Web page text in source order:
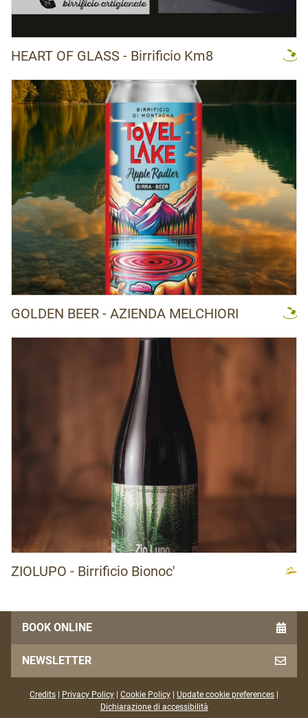
HEART OF GLASS - Birrificio Km8
GOLDEN BEER - AZIENDA MELCHIORI
ZIOLUPO - Birrificio Bionoc'
BOOK ONLINE
NEWSLETTER
Credits Privacy Policy Cookie Policy Update cookie preferences
Dichiarazione di accessibilità